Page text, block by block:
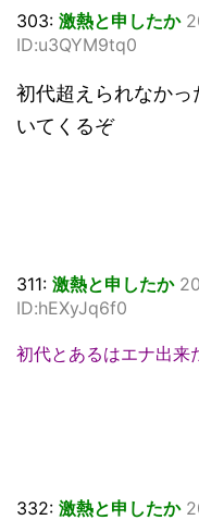
303: 激熱と申したか
ID:u3QYM9tq0
初代超えられなか
いてくるぞ
311: 激熱と申したか
ID:hEXyJq6f0
初代とあるはエナ出来
332: 激熱と申したか